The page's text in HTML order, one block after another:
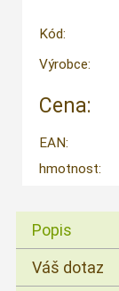
Kód:
Výrobce:
Cena:
EAN:
hmotnost:
Popis
Váš dotaz